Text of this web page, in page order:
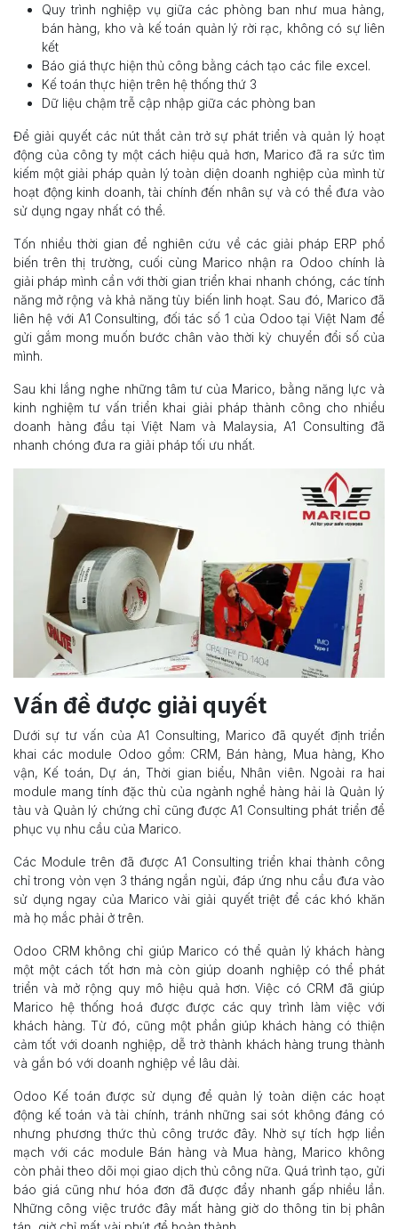
Quy trình nghiệp vụ giữa các phòng ban như mua hàng,
bán hàng, kho và kế toán quản lý rời rạc, không có sự liên
kết
Báo giá thực hiện thủ công bằng cách tạo các file excel.
Kế toán thực hiện trên hệ thống thứ 3
Dữ liệu chậm trễ cập nhập giữa các phòng ban
Để giải quyết các nút thắt cản trở sự phát triển và quản lý hoạt
động của công ty một cách hiệu quả hơn, Marico đã ra sức tìm
kiếm một giải pháp quản lý toàn diện doanh nghiệp của mình từ
hoạt động kinh doanh, tài chính đến nhân sự và có thể đưa vào
sử dụng ngay nhất có thể.
Tốn nhiều thời gian để nghiên cứu về các giải pháp ERP phổ
biến trên thị trường, cuối cùng Marico nhận ra Odoo chính là
giải pháp mình cần với thời gian triển khai nhanh chóng, các tính
năng mở rộng và khả năng tùy biến linh hoạt. Sau đó, Marico đã
liên hệ với A1 Consulting, đối tác số 1 của Odoo tại Việt Nam để
gửi gắm mong muốn bước chân vào thời kỳ chuyển đổi số của
mình.
Sau khi lắng nghe những tâm tư của Marico, bằng năng lực và
kinh nghiệm tư vấn triển khai giải pháp thành công cho nhiều
doanh hàng đầu tại Việt Nam và Malaysia, A1 Consulting đã
nhanh chóng đưa ra giải pháp tối ưu nhất.
Vấn đề được giải quyết
Dưới sự tư vấn của A1 Consulting, Marico đã quyết định triển
khai các module Odoo gồm: CRM, Bán hàng, Mua hàng, Kho
vận, Kế toán, Dự án, Thời gian biểu, Nhân viên. Ngoài ra hai
module mang tính đặc thù của ngành nghề hàng hải là Quản lý
tàu và Quản lý chứng chỉ cũng được A1 Consulting phát triển để
phục vụ nhu cầu của Marico.
Các Module trên đã được A1 Consulting triển khai thành công
chỉ trong vỏn vẹn 3 tháng ngắn ngủi, đáp ứng nhu cầu đưa vào
sử dụng ngay của Marico vài giải quyết triệt để các khó khăn
mà họ mắc phải ở trên.
Odoo CRM không chỉ giúp Marico có thể quản lý khách hàng
một một cách tốt hơn mà còn giúp doanh nghiệp có thể phát
triển và mở rộng quy mô hiệu quả hơn. Việc có CRM đã giúp
Marico hệ thống hoá được được các quy trình làm việc với
khách hàng. Từ đó, cũng một phần giúp khách hàng có thiện
cảm tốt với doanh nghiệp, dễ trở thành khách hàng trung thành
và gắn bó với doanh nghiệp về lâu dài.
Odoo Kế toán được sử dụng để quản lý toàn diện các hoạt
động kế toán và tài chính, tránh những sai sót không đáng có
nhưng phương thức thủ công trước đây. Nhờ sự tích hợp liền
mạch với các module Bán hàng và Mua hàng, Marico không
còn phải theo dõi mọi giao dịch thủ công nữa. Quá trình tạo, gửi
báo giá cũng như hóa đơn đã được đẩy nhanh gấp nhiều lần.
Những công việc trước đây mất hàng giờ do thông tin bị phân